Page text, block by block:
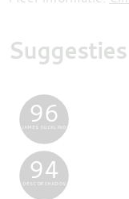
Suggesties
96
JAMES SUCKLING
94
DESCORCHADOS